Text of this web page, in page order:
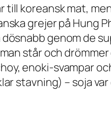
till koreansk mat,
grejer på Hung
dösnabb genom de
står och
enoki-svampar
stavning) – soja